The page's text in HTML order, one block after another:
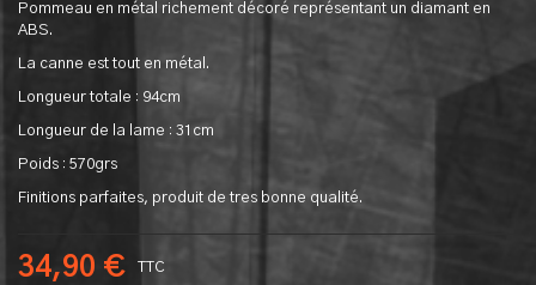
Pommeau en métal richement décoré représentant un diamant en
ABS.
La canne est tout en métal.
Longueur totale : 94cm
Longueur de la lame : 31cm
Poids : 570grs
Finitions parfaites, produit de tres bonne qualité.
34,90 € TTC